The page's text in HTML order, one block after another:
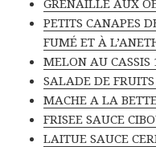
PETITS CANAPES
FUMÉ ET À
MELON AU
SALADE DE
MACHE A LA
FRISEE SAUCE
LAITUE SAUCE